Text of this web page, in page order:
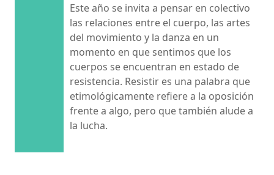
Este año se invita a pensar en colectivo
las relaciones entre el cuerpo, las artes
del movimiento y la danza en un
momento en que sentimos que los
cuerpos se encuentran en estado de
resistencia. Resistir es una palabra que
etimológicamente refiere a la oposición
frente a algo, pero que también alude a
la lucha.